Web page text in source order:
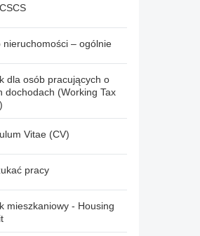
nieruchomości – ogólnie
dla osób pracujących o
dochodach (Working Tax
Vitae (CV)
pracy
mieszkaniowy - Housing